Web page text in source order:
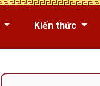
Kiến thức